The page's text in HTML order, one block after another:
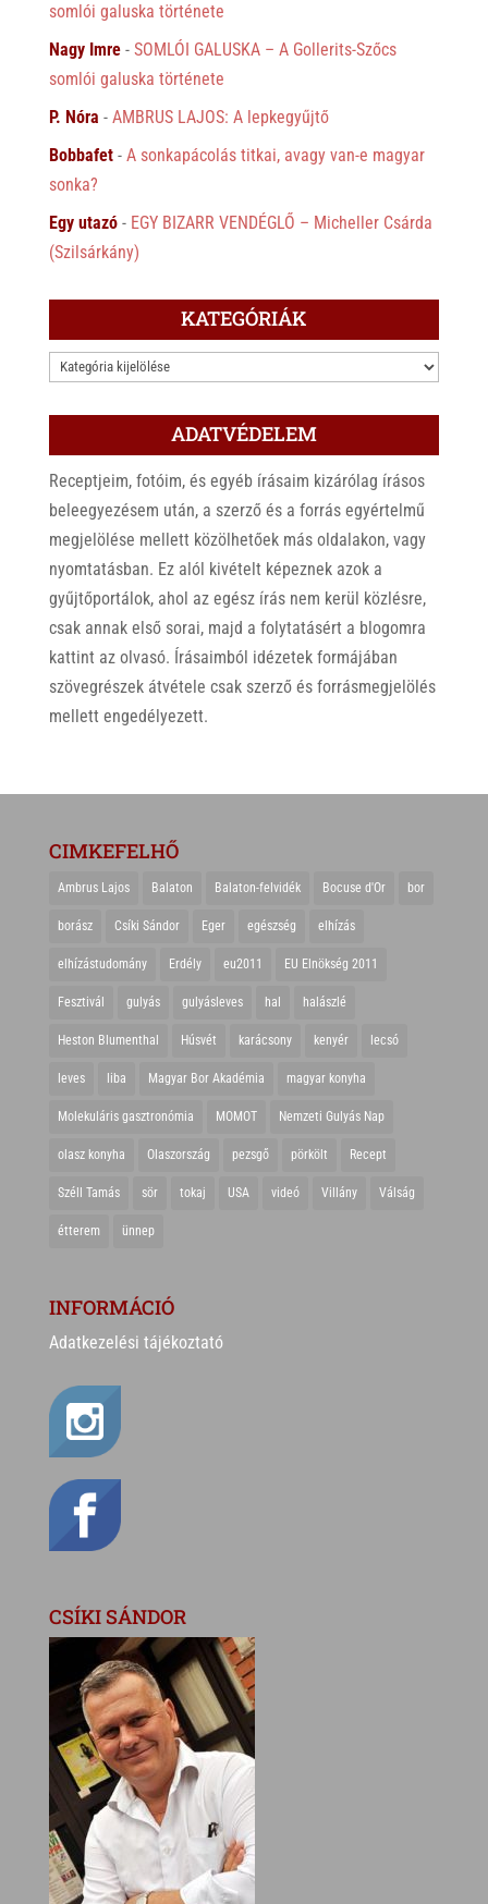
somlói galuska története
Nagy Imre- SOMLÓI GALUSKA – A Gollerits-Szőcs
somlói galuska története
P. Nóra - AMBRUS LAJOS: A lepkegyűjtő
Bobbafet- A sonkapácolás titkai, avagy van-e magyar
sonka?
Egy utazó- EGY BIZARR VENDÉGLŐ – Micheller Csárda
(Szilsárkány)
KATEGÓRIÁK
KATEGÓRIÁK
ADATVÉDELEM
Receptjeim, fotóim, és egyéb írásaim kizárólag írásos
beleegyezésem után, a szerző és a forrás egyértelmű
megjelölése mellett közölhetőek más oldalakon, vagy
nyomtatásban. Ez alól kivételt képeznek azok a
gyűjtőportálok, ahol az egész írás nem kerül közlésre,
csak annak első sorai, majd a folytatásért a blogomra
kattint az olvasó. Írásaimból idézetek formájában
szövegrészek átvétele csak szerző és forrásmegjelölés
mellett engedélyezett.
CIMKEFELHŐ
Ambrus Lajos Balaton Balaton-felvidék Bocuse d'Or bor
borász Csíki Sándor Eger egészség elhízás
elhízástudomány Erdély eu2011 EU Elnökség 2011
Fesztivál gulyás gulyásleves hal halászlé
Heston Blumenthal Húsvét karácsony kenyér lecsó
leves liba Magyar Bor Akadémia magyar konyha
Molekuláris gasztronómia MOMOT Nemzeti Gulyás Nap
olasz konyha Olaszország pezsgő pörkölt Recept
Széll Tamás sör tokaj USA videó Villány Válság
étterem ünnep
INFORMÁCIÓ
Adatkezelési tájékoztató
CSÍKI SÁNDOR